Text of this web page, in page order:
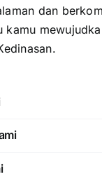
dan
kamu